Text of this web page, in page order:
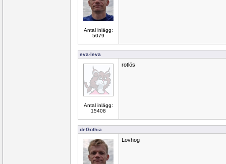
Antal inlägg:
5079
eva-leva
Antal inlägg:
15408
rotlös
deGothia
Lövhög